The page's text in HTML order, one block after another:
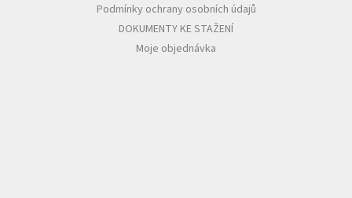
Podmínky ochrany osobních údajů
DOKUMENTY KE STAŽENÍ
Moje objednávka